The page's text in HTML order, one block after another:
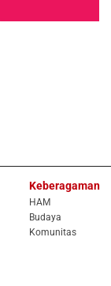
Keberagaman
HAM
Budaya
Komunitas